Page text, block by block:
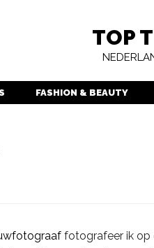
TOP
FASHION & BEAUTY
fotografeer ik op